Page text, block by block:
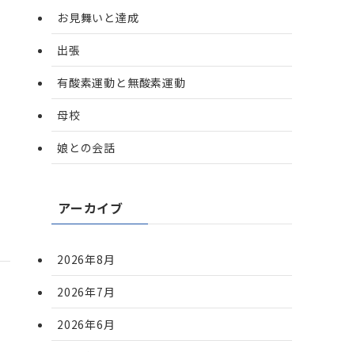
お見舞いと達成
出張
有酸素運動と無酸素運動
母校
娘との会話
アーカイブ
2026年8月
2026年7月
2026年6月